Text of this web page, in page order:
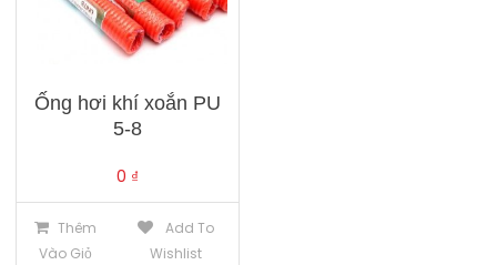
Ống hơi khí xoắn PU
5-8
0 ₫
Thêm
Vào Giỏ
Add To
Wishlist